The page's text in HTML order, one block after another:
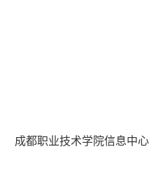
成都职业技术学院信息中心